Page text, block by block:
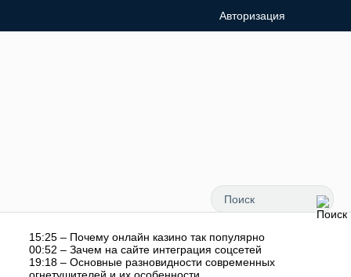
Авторизация
15:25 – Почему онлайн казино так популярно
00:52 – Зачем на сайте интеграция соцсетей
19:18 – Основные разновидности современных